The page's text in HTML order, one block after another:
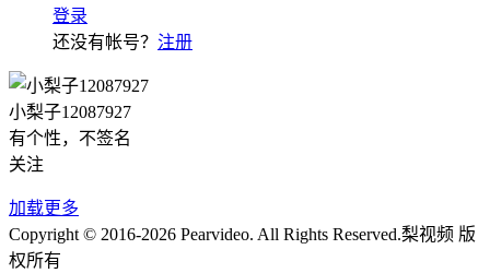
登录
还没有帐号？ 注册
小梨子12087927
有个性，不签名
关注
加载更多
Copyright © 2016-2026 Pearvideo. All Rights Reserved.梨视频 版
权所有